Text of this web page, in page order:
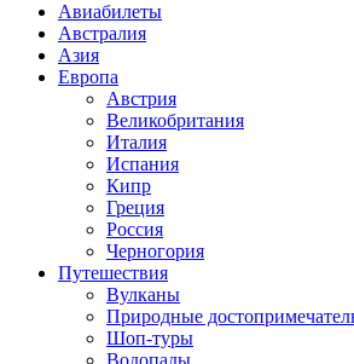
Авиабилеты
Австралия
Азия
Европа
Австрия
Великобритания
Италия
Испания
Кипр
Греция
Россия
Черногория
Путешествия
Вулканы
Природные
Шоп-туры
Водопады